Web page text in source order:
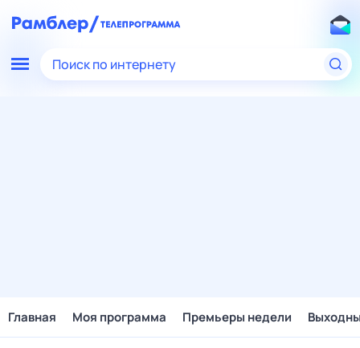
Поиск по интернету
Главная Моя программа Премьеры недели